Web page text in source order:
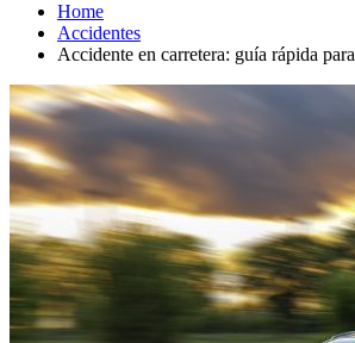
Home
Accidentes
Accidente en carretera: guía rápida